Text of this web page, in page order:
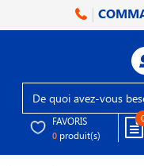
FAVORIS
0 produit(s)